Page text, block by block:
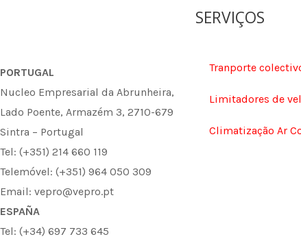
PORTUGAL
Nucleo Empresarial da Abrunheira,
Lado Poente, Armazém 3, 2710-679
Sintra – Portugal
Tel: (+351) 214 660 119
Telemóvel: (+351) 964 050 309
Email: vepro@vepro.pt
ESPAÑA
Tel: (+34) 697 733 645
SERVIÇOS
Tranporte
Limitadores de
Climatização Ar